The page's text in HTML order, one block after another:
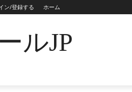
ン/登録する ホーム
ルJP